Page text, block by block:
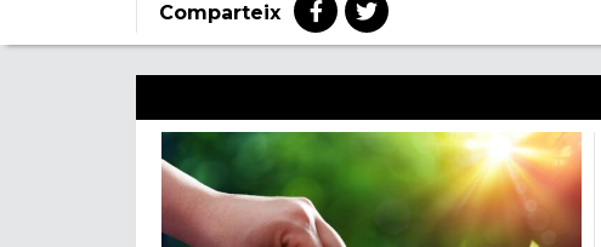
Comparteix